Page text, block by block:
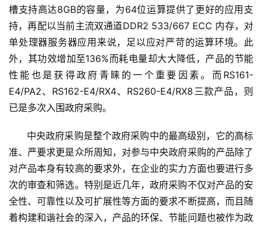
槽支持高达8GB的容量，为64位运算提供了更好的应用支
持，再配以当前主流双通道DDR2 533/667 ECC 内存，对
单处理器服务器应用来说，足以应对严苛的运算环境。此
外，其功效增加至136%而耗电量却大大降低，产品的节能
性能也是获得政府青睐的一个重要因素。而RS161-
E4/PA2、RS162-E4/RX4、RS260-E4/RX8三款产品，则
已是多次入围政府采购。
中央政府采购是整个政府采购中的最高级别，它的高标
准、严要求更是众所周知，对参与中央政府采购的产品除了
对产品本身有较高的要求外，在企业的实力方面也要进行多
次的审查和筛选。特别是近几年，政府采购不仅对产品的安
全性、可靠性以及可扩展性等方面的要求不断提高，而且随
着构建和谐社会的深入，产品的环保、节能问题也被作为政